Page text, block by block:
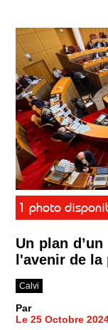
1 photo
Un plan
l'avenir de la
Calvi
Par
Le 25 Octobre